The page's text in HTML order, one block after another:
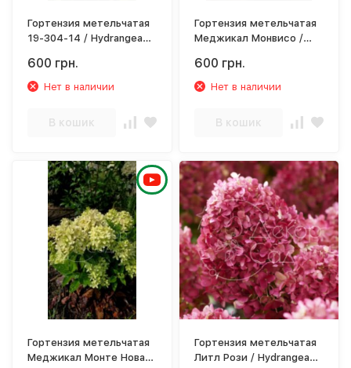
Гортензия метельчатая
19-304-14 / Hydrangea
600 грн.
Нет в наличии
В кошик
Гортензия метельчатая
Меджикал Монвисо /
‘Magical Monviso’
600 грн.
Нет в наличии
В кошик
Гортензия метельчатая
Меджикал Монте Нова /
Гортензия метельчатая
Литл Рози / Hydrangea